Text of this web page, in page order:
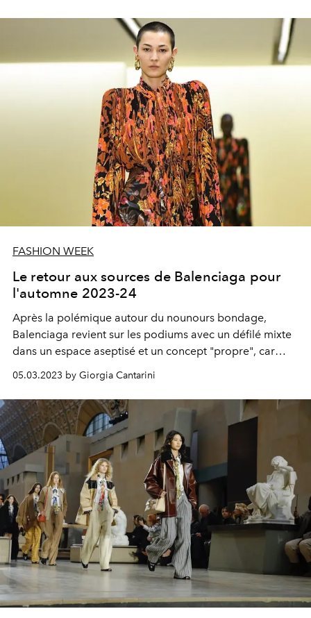
FASHION WEEK
Le retour aux sources de Balenciaga pour
l'automne 2023-24
Après la polémique autour du nounours bondage,
Balenciaga revient sur les podiums avec un défilé mixte
dans un espace aseptisé et un concept "propre", car
Demna ne veut laisser parler que les vêtements. Et à la
fin, il s'agit de vêtements.
05.03.2023 by Giorgia Cantarini